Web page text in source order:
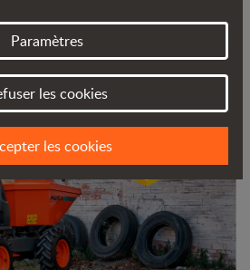
Paramètres
les cookies
les cookies